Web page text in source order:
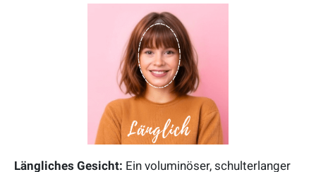
Längliches Gesicht: Ein voluminöser, schulterlanger